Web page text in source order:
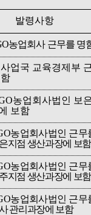
발령사항
농업회사 근무를 명
업국 교육경제부
농업회사법인 보
보함
농업회사법인 근무
지점 생산과장에 보함
농업회사법인 근무
지점 생산과장에 보함
농업회사법인 근무
관리과장에 보함